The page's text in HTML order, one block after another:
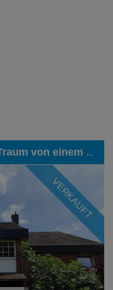
BEREITS VERKAUFT | Ihr Traum von einem eigenen Haus in einer zentralen Lage von Eschweiler kann nun Wirklichkeit werden
VERKAUFT